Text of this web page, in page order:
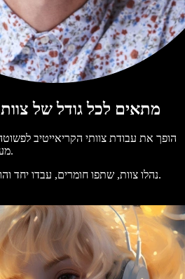
Speechify Studio מתאים לכל גודל של צוות
מעסק בודד ועד צוותים ארגוניים.
נהלו צוות, שתפו חומרים, עבדו יחד והוציאו פרויקטים מהר מאי פעם.